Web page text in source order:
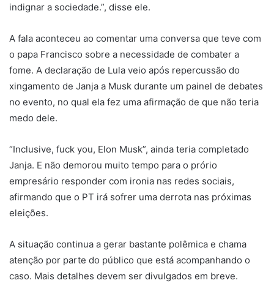
indignar a sociedade.”, disse ele.
A fala aconteceu ao comentar uma conversa que teve com
o papa Francisco sobre a necessidade de combater a
fome. A declaração de Lula veio após repercussão do
xingamento de Janja a Musk durante um painel de debates
no evento, no qual ela fez uma afirmação de que não teria
medo dele.
“Inclusive, fuck you, Elon Musk”, ainda teria completado
Janja. E não demorou muito tempo para o prório
empresário responder com ironia nas redes sociais,
afirmando que o PT irá sofrer uma derrota nas próximas
eleições.
A situação continua a gerar bastante polêmica e chama
atenção por parte do público que está acompanhando o
caso. Mais detalhes devem ser divulgados em breve.